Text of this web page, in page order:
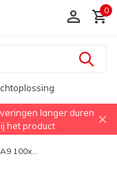
0
langer duren
het product
100x...